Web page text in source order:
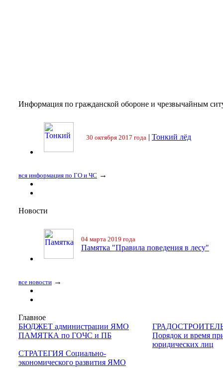
Информация по гражданской обороне и чрезвычайным
30 октября 2017 года | Тонкий лёд
вся информация по ГО и ЧС →
Новости
04 марта 2019 года
Памятка "Правила поведения в лесу"
все новости →
Главное
БЮДЖЕТ администрации ЯМО
ПАМЯТКА по ГОЧС и ПБ
Порядок и время
юридических лиц
СТРАТЕГИЯ Социально-
экономического развития ЯМО